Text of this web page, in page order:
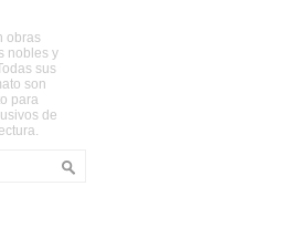
obras
nobles y
sus
son
para
de